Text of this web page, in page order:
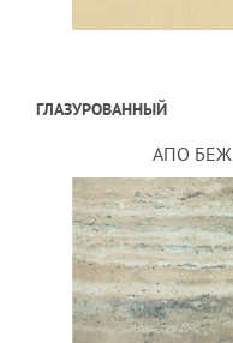
ГЛАЗУРОВАННЫЙ
АПО БЕЖ